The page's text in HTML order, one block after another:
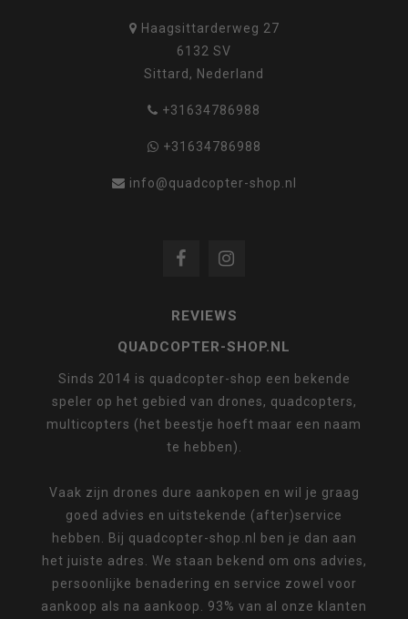
Haagsittarderweg 27
6132 SV
Sittard, Nederland
+31634786988
+31634786988
info@quadcopter-shop.nl
REVIEWS
QUADCOPTER-SHOP.NL
Sinds 2014 is quadcopter-shop een bekende
speler op het gebied van drones, quadcopters,
multicopters (het beestje hoeft maar een naam
te hebben).
Vaak zijn drones dure aankopen en wil je graag
goed advies en uitstekende (after)service
hebben. Bij quadcopter-shop.nl ben je dan aan
het juiste adres. We staan bekend om ons advies,
persoonlijke benadering en service zowel voor
aankoop als na aankoop. 93% van al onze klanten